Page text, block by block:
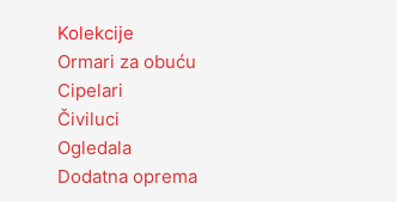
Kolekcije
Ormari za obuću
Cipelari
Čiviluci
Ogledala
Dodatna oprema